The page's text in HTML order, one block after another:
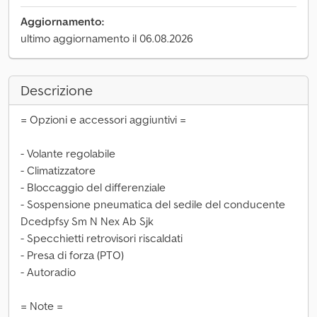
Aggiornamento:
ultimo aggiornamento il 06.08.2026
Descrizione
= Opzioni e accessori aggiuntivi =
- Volante regolabile
- Climatizzatore
- Bloccaggio del differenziale
- Sospensione pneumatica del sedile del conducente
Dcedpfsy Sm N Nex Ab Sjk
- Specchietti retrovisori riscaldati
- Presa di forza (PTO)
- Autoradio
= Note =